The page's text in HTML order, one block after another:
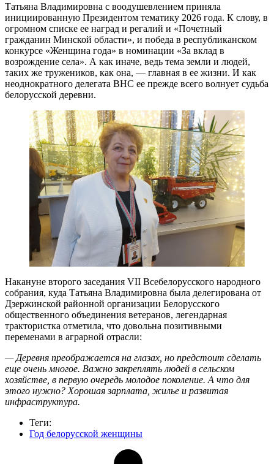
Татьяна Владимировна с воодушевлением приняла
инициированную Президентом тематику 2026 года. К слову, в
огромном списке ее наград и регалий и «Почетный
гражданин Минской области», и победа в республиканском
конкурсе «Женщина года» в номинации «За вклад в
возрождение села». А как иначе, ведь тема земли и людей,
таких же тружеников, как она, — главная в ее жизни. И как
неоднократного делегата ВНС ее прежде всего волнует судьба
белорусской деревни.
Накануне второго заседания VII Всебелорусского народного
собрания, куда Татьяна Владимировна была делегирована от
Дзержинской районной организации Белорусского
общественного объединения ветеранов, легендарная
трактористка отметила, что довольна позитивными
переменами в аграрной отрасли:
— Деревня преображается на глазах, но предстоит сделать
еще очень многое. Важно закреплять людей в сельском
хозяйстве, в первую очередь молодое поколение. А что для
этого нужно? Хорошая зарплата, жилье и развитая
инфраструктура.
Теги:
Год белорусской женщины